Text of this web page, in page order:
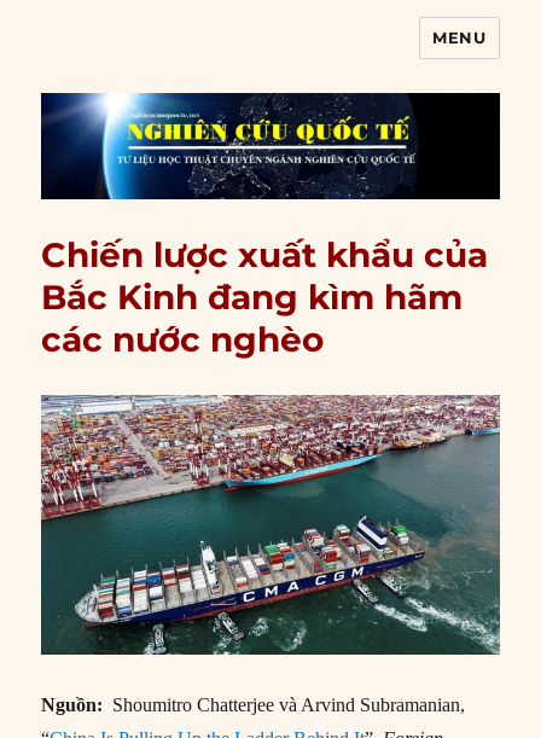
MENU
Chiến lược xuất khẩu của
Bắc Kinh đang kìm hãm
các nước nghèo
Nguồn: Shoumitro Chatterjee và Arvind Subramanian,